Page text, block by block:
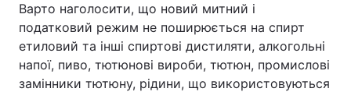
Варто наголосити, що новий митний і
податковий режим не поширюється на спирт
етиловий та інші спиртові дистиляти, алкогольні
напої, пиво, тютюнові вироби, тютюн, промислові
замінники тютюну, рідини, що використовуються